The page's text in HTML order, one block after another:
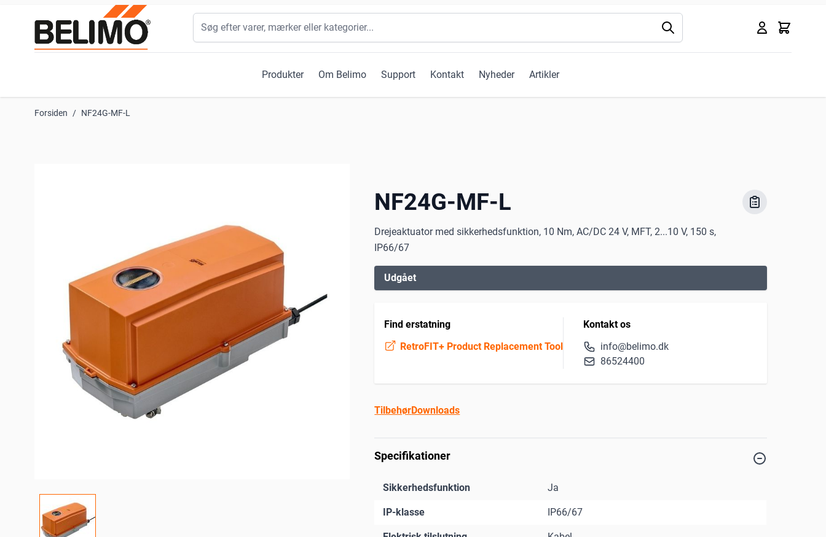
Produkter Om Belimo Support Kontakt Nyheder Artikler
Kurv
Søg
Forsiden / NF24G-MF-L
NF24G-MF-L
Drejeaktuator med sikkerhedsfunktion, 10 Nm, AC/DC 24 V, MFT, 2...10 V, 150 s,
IP66/67
Udgået
Find erstatning
RetroFIT+ Product Replacement Tool
Kontakt os
info@belimo.dk
86524400
TilbehørDownloads
Specifikationer
Sikkerhedsfunktion Ja
IP-klasse IP66/67